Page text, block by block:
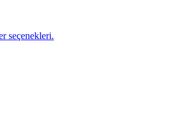
seçenekleri.